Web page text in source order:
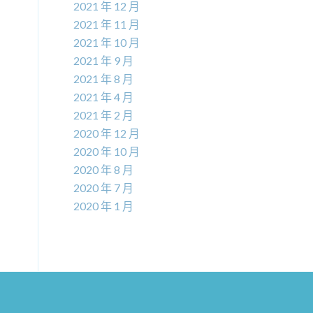
2021 年 12 月
2021 年 11 月
2021 年 10 月
2021 年 9 月
2021 年 8 月
2021 年 4 月
2021 年 2 月
2020 年 12 月
2020 年 10 月
2020 年 8 月
2020 年 7 月
2020 年 1 月